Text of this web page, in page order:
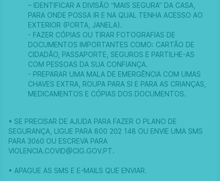
– IDENTIFICAR A DIVISÃO “MAIS SEGURA” DA CASA,
PARA ONDE POSSA IR E NA QUAL TENHA ACESSO AO
EXTERIOR (PORTA, JANELA).
- FAZER CÓPIAS OU TIRAR FOTOGRAFIAS DE
DOCUMENTOS IMPORTANTES COMO: CARTÃO DE
CIDADÃO, PASSAPORTE, SEGUROS E PARTILHE-AS
COM PESSOAS DA SUA CONFIANÇA.
- PREPARAR UMA MALA DE EMERGÊNCIA COM UMAS
CHAVES EXTRA, ROUPA PARA SI E PARA AS CRIANÇAS,
MEDICAMENTOS E CÓPIAS DOS DOCUMENTOS.
• SE PRECISAR DE AJUDA PARA FAZER O PLANO DE
SEGURANÇA, LIGUE PARA 800 202 148 OU ENVIE UMA SMS
PARA 3060 OU ESCREVA PARA
VIOLENCIA.COVID@CIG.GOV.PT.
• APAGUE AS SMS E E-MAILS QUE ENVIAR.